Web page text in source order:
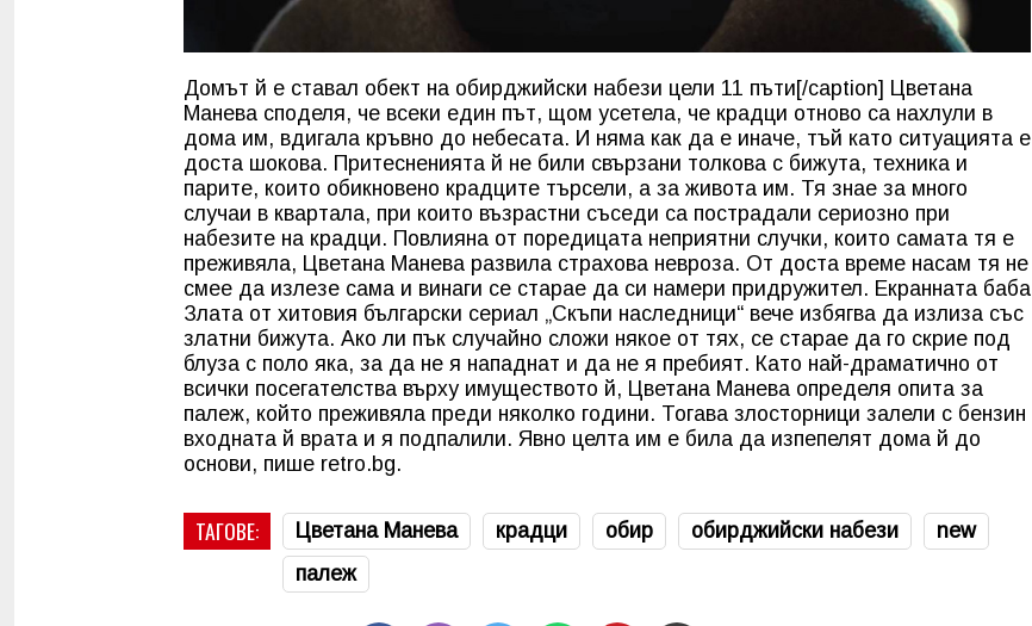
Домът й е ставал обект на обирджийски набези цели 11 пъти[/caption] Цветана
Манева споделя, че всеки един път, щом усетела, че крадци отново са нахлули в
дома им, вдигала кръвно до небесата. И няма как да е иначе, тъй като ситуацията е
доста шокова. Притесненията й не били свързани толкова с бижута, техника и
парите, които обикновено крадците търсели, а за живота им. Тя знае за много
случаи в квартала, при които възрастни съседи са пострадали сериозно при
набезите на крадци. Повлияна от поредицата неприятни случки, които самата тя е
преживяла, Цветана Манева развила страхова невроза. От доста време насам тя не
смее да излезе сама и винаги се старае да си намери придружител. Екранната баба
Злата от хитовия български сериал „Скъпи наследници“ вече избягва да излиза със
златни бижута. Ако ли пък случайно сложи някое от тях, се старае да го скрие под
блуза с поло яка, за да не я нападнат и да не я пребият. Като най-драматично от
всички посегателства върху имуществото й, Цветана Манева определя опита за
палеж, който преживяла преди няколко години. Тогава злосторници залели с бензин
входната й врата и я подпалили. Явно целта им е била да изпепелят дома й до
основи, пише retro.bg.
ТАГОВЕ: Цветана Манева крадци обир обирджийски набези
new
палеж